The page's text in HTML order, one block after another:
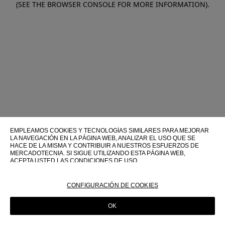
(SEE THE BROWSER CONSOLE FOR MORE INFORMATION).
EMPLEAMOS COOKIES Y TECNOLOGÍAS SIMILARES PARA MEJORAR
LA NAVEGACIÓN EN LA PÁGINA WEB, ANALIZAR EL USO QUE SE
HACE DE LA MISMA Y CONTRIBUIR A NUESTROS ESFUERZOS DE
MERCADOTECNIA. SI SIGUE UTILIZANDO ESTA PÁGINA WEB,
ACEPTA USTED LAS CONDICIONES DE USO.
SOBRE SU USO EN ESTA PÁGINA WEB, CONSULTE NUESTRA
CONFIGURACIÓN DE COOKIES
OK